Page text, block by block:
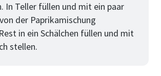
In Teller füllen und mit ein paar
der Paprikamischung
in ein Schälchen füllen und mit
stellen.